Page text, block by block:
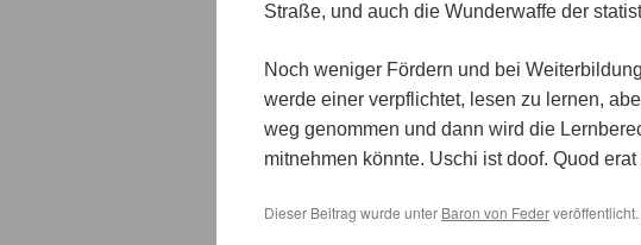
Straße, und auch die Wunderwaffe der
Noch weniger Fördern und bei
werde einer verpflichtet, lesen zu lernen,
weg genommen und dann wird die
mitnehmen könnte. Uschi ist doof. Quod
Dieser Beitrag wurde unter Baron von Feder